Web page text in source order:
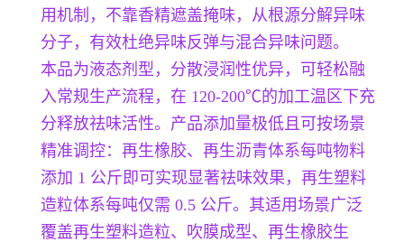
用机制，不靠香精遮盖掩味，从根源分解异味
分子，有效杜绝异味反弹与混合异味问题。
本品为液态剂型，分散浸润性优异，可轻松融
入常规生产流程，在 120-200℃的加工温区下充
分释放祛味活性。产品添加量极低且可按场景
精准调控：再生橡胶、再生沥青体系每吨物料
添加 1 公斤即可实现显著祛味效果，再生塑料
造粒体系每吨仅需 0.5 公斤。其适用场景广泛
覆盖再生塑料造粒、吹膜成型、再生橡胶生